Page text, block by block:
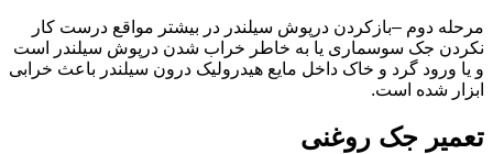
مرحله دوم –بازکردن درپوش سیلندر در بیشتر مواقع درست کار
نکردن جک سوسماری یا به خاطر خراب شدن درپوش سیلندر است
و یا ورود گرد و خاک داخل مایع هیدرولیک درون سیلندر باعث خرابی
ابزار شده است.
تعمیر جک روغنی